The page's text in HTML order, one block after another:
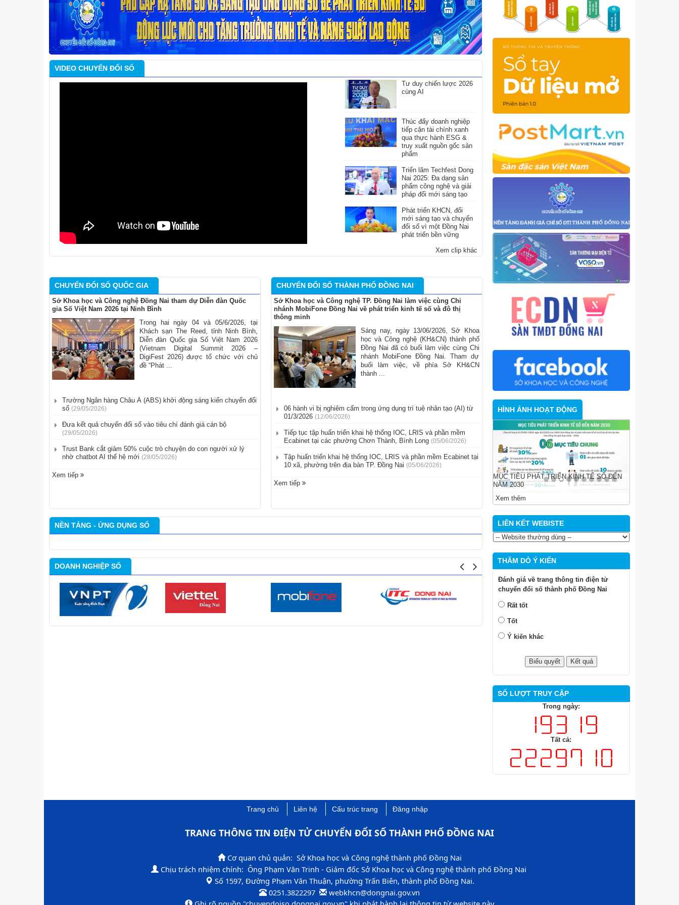
VIDEO CHUYỂN ĐỔI SỐ
Tư duy chiến lược 2026
cùng AI
Thúc đẩy doanh nghiệp
tiếp cận tài chính xanh
qua thực hành ESG &
truy xuất nguồn gốc sản
phẩm
Triển lãm Techfest Dong
Nai 2025: Đa dạng sản
phẩm công nghệ và giải
pháp đổi mới sáng tạo
Phát triển KHCN, đổi
mới sáng tạo và chuyển
đổi số vì một Đồng Nai
phát triển bền vững
Xem clip khác
CHUYỂN ĐỔI SỐ QUỐC GIA
Sở Khoa học và Công nghệ Đồng Nai tham dự Diễn đàn Quốc
gia Số Việt Nam 2026 tại Ninh Bình
Trong hai ngày 04 và 05/6/2026, tại
Khách sạn The Reed, tỉnh Ninh Bình,
Diễn đàn Quốc gia Số Việt Nam 2026
(Vietnam Digital Summit 2026 –
DigiFest 2026) được tổ chức với chủ
đề “Phát ...
Trường Ngân hàng Châu Á (ABS) khởi động sáng kiến chuyển đổi
số (29/05/2026)
​Đưa kết quả chuyển đổi số vào tiêu chí đánh giá cán bộ
(29/05/2026)
Trust Bank cắt giảm 50% cuộc trò chuyện do con người xử lý
nhờ chatbot AI thế hệ mới (28/05/2026)
Xem tiếp
CHUYỂN ĐỔI SỐ THÀNH PHỐ ĐỒNG NAI
Sở Khoa học và Công nghệ TP. Đồng Nai làm việc cùng Chi
nhánh MobiFone Đồng Nai về phát triển kinh tế số và đô thị
thông minh
Sáng nay, ngày 13/06/2026, Sở Khoa
học và Công nghệ (KH&CN) thành phố
Đồng Nai đã có buổi làm việc cùng Chi
nhánh MobiFone Đồng Nai. Tham dự
buổi làm việc, về phía Sở KH&CN
thành ...
06 hành vi bị nghiêm cấm trong ứng dụng trí tuệ nhân tạo (AI) từ
01/3/2026 (12/06/2026)
Tiếp tục tập huấn triển khai hệ thống IOC, LRIS và phần mềm
Ecabinet tại các phường Chơn Thành, Bình Long (05/06/2026)
Tập huấn triển khai hệ thống IOC, LRIS và phần mềm Ecabinet tại
10 xã, phường trên địa bàn TP. Đồng Nai (05/06/2026)
Xem tiếp
NỀN TẢNG - ỨNG DỤNG SỐ
DOANH NGHIỆP SỐ
HÌNH ẢNH HOẠT ĐỘNG
MỤC TIÊU PHÁT TRIỂN KINH TẾ SỐ ĐẾN
NĂM 2030
Xem thêm
LIÊN KẾT WEBISTE
THĂM DÒ Ý KIẾN
Đánh giá về trang thông tin điện tử
chuyển đổi số thành phố Đồng Nai
Rất tốt
Tốt
Ý kiến khác
SỐ LƯỢT TRUY CẬP
Trong ngày:
Tất cả:
Trang chủ Liên hệ Cấu trúc trang Đăng nhập
TRANG THÔNG TIN ĐIỆN TỬ CHUYỂN ĐỔI SỐ THÀNH PHỐ ĐỒNG NAI​
Cơ quan chủ quản: Sở Khoa học và Công nghệ thành phố Đồng Nai
Chịu trách nhiệm chính: Ông Phạm Văn Trinh - Giám đốc Sở Khoa học và Công nghệ thành phố Đồng Nai
​Số 1597, Đường Phạm Văn Thuận, phường Trấn Biên, thành phố Đồng Nai.​
0251.3822297 ​
​ webkhcn​​@dongnai.gov.vn​